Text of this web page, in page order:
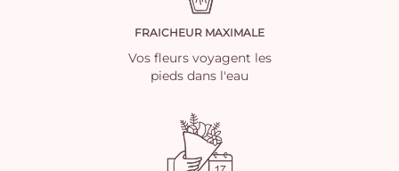
FRAICHEUR MAXIMALE
Vos fleurs voyagent les
pieds dans l'eau